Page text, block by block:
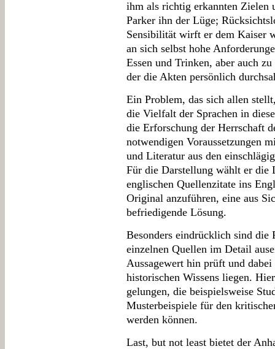
ihm als richtig erkannten Zielen
Parker ihn der Lüge;
Sensibilität wirft er dem Kaiser
an sich selbst hohe
Essen und Trinken, aber auch
der die Akten persönlich
Ein Problem, das sich allen
die Vielfalt der Sprachen in
die Erforschung der Herrschaft
notwendigen Voraussetzungen
und Literatur aus den
Für die Darstellung wählt er die
englischen Quellenzitate ins
Original anzuführen, eine aus
befriedigende Lösung.
Besonders eindrücklich sind die
einzelnen Quellen im Detail
Aussagewert hin prüft und
historischen Wissens liegen.
gelungen, die beispielsweise
Musterbeispiele für den
werden können.
Last, but not least bietet der